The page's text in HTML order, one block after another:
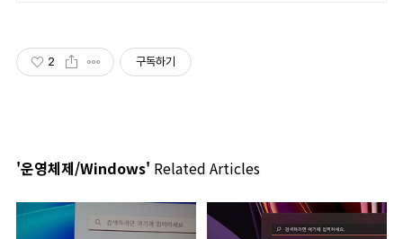
2 구독하기
'운영체제/Windows' Related Articles